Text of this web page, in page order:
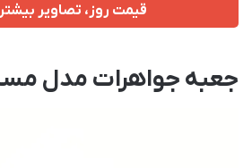
قیمت روز، تصاویر
جعبه جواهرات مدل